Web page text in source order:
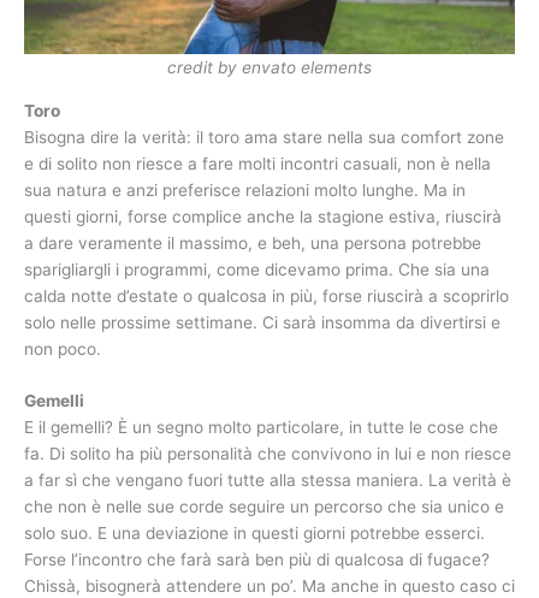
credit by envato elements
Toro
Bisogna dire la verità: il toro ama stare nella sua comfort zone
e di solito non riesce a fare molti incontri casuali, non è nella
sua natura e anzi preferisce relazioni molto lunghe. Ma in
questi giorni, forse complice anche la stagione estiva, riuscirà
a dare veramente il massimo, e beh, una persona potrebbe
sparigliargli i programmi, come dicevamo prima. Che sia una
calda notte d’estate o qualcosa in più, forse riuscirà a scoprirlo
solo nelle prossime settimane. Ci sarà insomma da divertirsi e
non poco.
Gemelli
E il gemelli? È un segno molto particolare, in tutte le cose che
fa. Di solito ha più personalità che convivono in lui e non riesce
a far sì che vengano fuori tutte alla stessa maniera. La verità è
che non è nelle sue corde seguire un percorso che sia unico e
solo suo. E una deviazione in questi giorni potrebbe esserci.
Forse l’incontro che farà sarà ben più di qualcosa di fugace?
Chissà, bisognerà attendere un po’. Ma anche in questo caso ci